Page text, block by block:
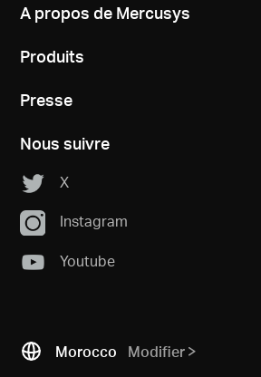
A propos de Mercusys
Produits
Presse
Nous suivre
X
Instagram
Youtube
Morocco Modifier